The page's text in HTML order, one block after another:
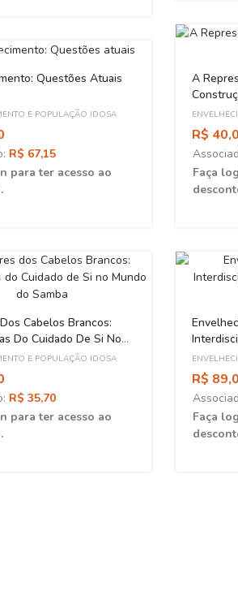
Questões Atuais
E POPULAÇÃO IDOSA
R$ 67,15
para ter acesso ao
Cabelos Brancos:
Do Cuidado De Si No
SambaE POPULAÇÃO IDOSA
R$ 35,70
para ter acesso ao
A
R$
Faça
Debate
R$
Faça